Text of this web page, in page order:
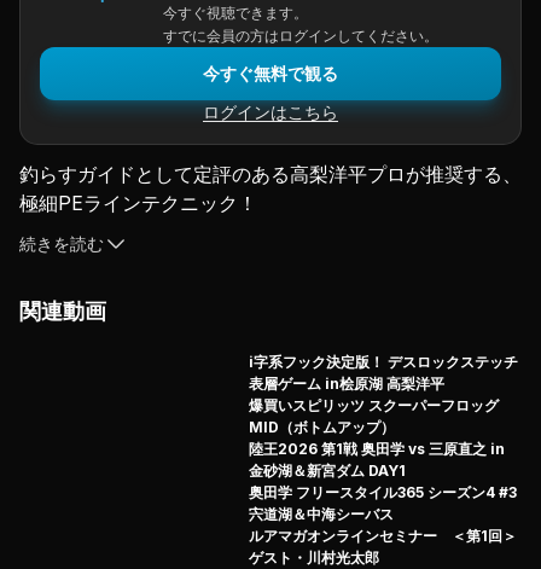
今すぐ視聴できます。
すでに会員の方はログインしてください。
今すぐ無料で観る
ログインはこちら
釣らすガイドとして定評のある高梨洋平プロが推奨する、
極細PEラインテクニック！
桧原湖のスモールマウスバスを相手に、インフィニティと
アブソリュート（共にバリバス）の0.3号という超細番手
攻めのアプローチを完全詳解！
PEラインの有効性をあらためて理解することができるハ
続きを読む
関連動画
i字系フック決定版！ デスロックステッチ
表層ゲーム in桧原湖 高梨洋平
爆買いスピリッツ スクーパーフロッグ
MID（ボトムアップ）
陸王2026 第1戦 奥田学 vs 三原直之 in
金砂湖＆新宮ダム DAY1
奥田学 フリースタイル365 シーズン4 #3
宍道湖＆中海シーバス
ルアマガオンラインセミナー ＜第1回＞
ゲスト・川村光太郎